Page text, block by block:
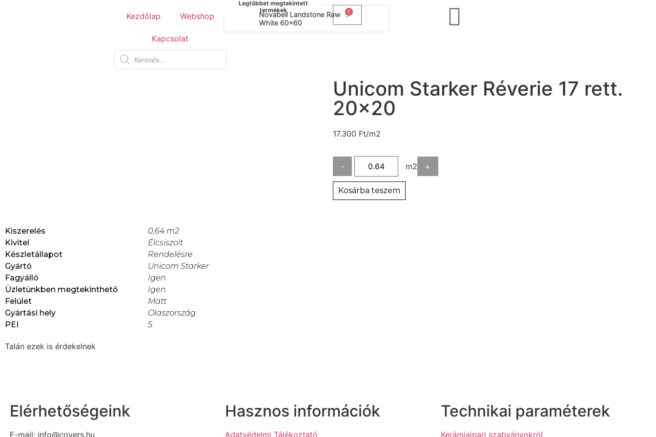
Kezdőlap Webshop
Kapcsolat
Legtöbbet megtekintett
termékek
Tuscania Durango Medium
Novabell Landstone Raw
White 60x60
0
Unicom Starker Réverie 17 rett.
20×20
17.300 Ft/m2
- m2 +
Kosárba teszem
Kiszerelés
0,64 m2
Kivitel
Élcsiszolt
Készletállapot
Rendelésre
Gyártó
Unicom Starker
Fagyálló
Igen
Üzletünkben megtekinthető
Igen
Felület
Matt
Gyártási hely
Olaszország
PEI
5
Talán ezek is érdekelnek
Elérhetőségeink
E-mail: info@covers.hu
Hasznos információk
Adatvédelmi Tájékoztató
Technikai paraméterek
Kerámiaipari szabványokról